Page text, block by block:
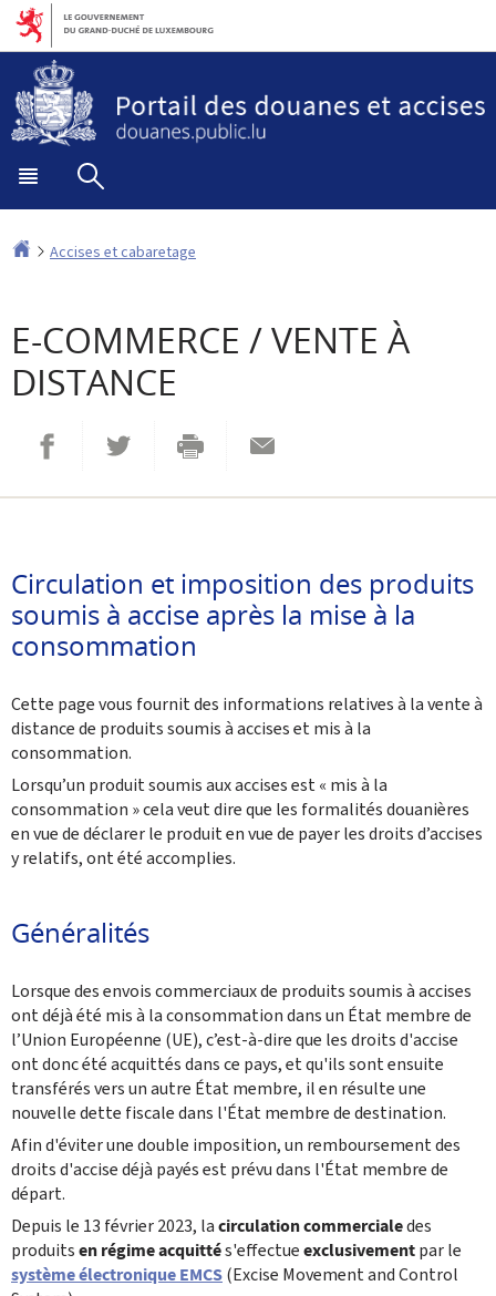
Aller
navigation
Aller
contenu
Menu
Accueil
Accises et cabaretage
E-COMMERCE / VENTE À
DISTANCE
Circulation et imposition des produits
soumis à accise après la mise à la
consommation
Cette page vous fournit des informations relatives à la vente à
distance de produits soumis à accises et mis à la
consommation.
Lorsqu’un produit soumis aux accises est « mis à la
consommation » cela veut dire que les formalités douanières
en vue de déclarer le produit en vue de payer les droits d’accises
y relatifs, ont été accomplies.
Généralités
Lorsque des envois commerciaux de produits soumis à accises
ont déjà été mis à la consommation dans un État membre de
l’Union Européenne (UE), c’est-à-dire que les droits d'accise
ont donc été acquittés dans ce pays, et qu'ils sont ensuite
transférés vers un autre État membre, il en résulte une
nouvelle dette fiscale dans l'État membre de destination.
Afin d'éviter une double imposition, un remboursement des
droits d'accise déjà payés est prévu dans l'État membre de
départ.
Depuis le 13 février 2023, lacirculation commercialedes
produitsen régime acquittés'effectueexclusivementpar le
système électronique EMCS(Excise Movement and Control